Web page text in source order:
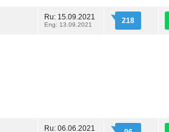
Ru: 15.09.2021
Eng: 13.09.2021 218
Ru: 06.06.2021